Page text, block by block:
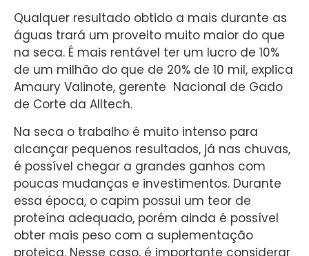
Qualquer resultado obtido a mais durante as
águas trará um proveito muito maior do que
na seca. É mais rentável ter um lucro de 10%
de um milhão do que de 20% de 10 mil, explica
Amaury Valinote, gerente Nacional de Gado
de Corte da Alltech.
Na seca o trabalho é muito intenso para
alcançar pequenos resultados, já nas chuvas,
é possível chegar a grandes ganhos com
poucas mudanças e investimentos. Durante
essa época, o capim possui um teor de
proteína adequado, porém ainda é possível
obter mais peso com a suplementação
proteica. Nesse caso, é importante considerar